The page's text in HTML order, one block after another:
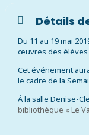
Détails
Du 11 au 19 mai
œuvres des élèves
Cet événement
le cadre de la
À la salle Denise-
bibliothèque « Le